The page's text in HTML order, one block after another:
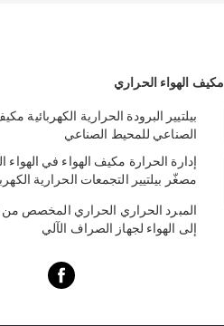
مكيف الهواء الحراري
بيلتيير البرودة الحرارية الكهربائية
الصناعي للمحيط الصناعي
إدارة الحرارة مكيف الهواء في الهواء
مصغّر بيلتيير التجمعات الحرارية
المبرد الحراري الحراري المخصص من
إلى الهواء لجهاز الصراف الآلي